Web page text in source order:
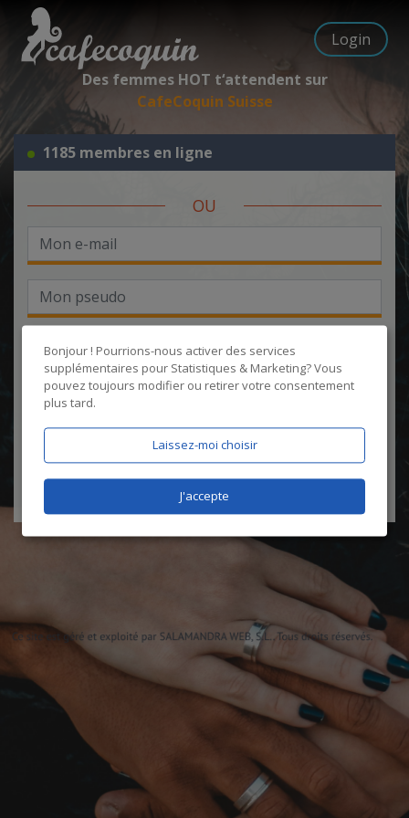
Login
Des femmes HOT t‘attendent sur
CafeCoquin Suisse
1185 membres en ligne
OU
J'accepte lesCGUet lapolitique de protection des données
certifie être âgé de plus de 18 ans
Bonjour ! Pourrions-nous activer des services
supplémentaires pour Statistiques & Marketing? Vous
pouvez toujours modifier ou retirer votre consentement
plus tard.
Laissez-moi choisir
J'accepte